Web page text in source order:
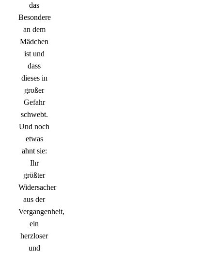
das
Besondere
an dem
Mädchen
ist und
dass
dieses in
großer
Gefahr
schwebt.
Und noch
etwas
ahnt sie:
Ihr
größter
Widersacher
aus der
Vergangenheit,
ein
herzloser
und